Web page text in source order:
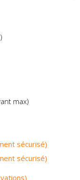
max)
sécurisé)
sécurisé)